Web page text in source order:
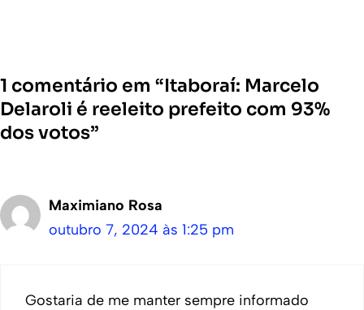
1 comentário em “Itaboraí: Marcelo
Delaroli é reeleito prefeito com 93%
dos votos”
Maximiano Rosa
outubro 7, 2024 às 1:25 pm
Gostaria de me manter sempre informado